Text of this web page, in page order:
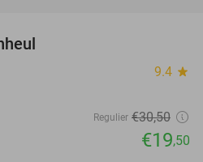
9.4 star
Regulier €30,50
€19,50